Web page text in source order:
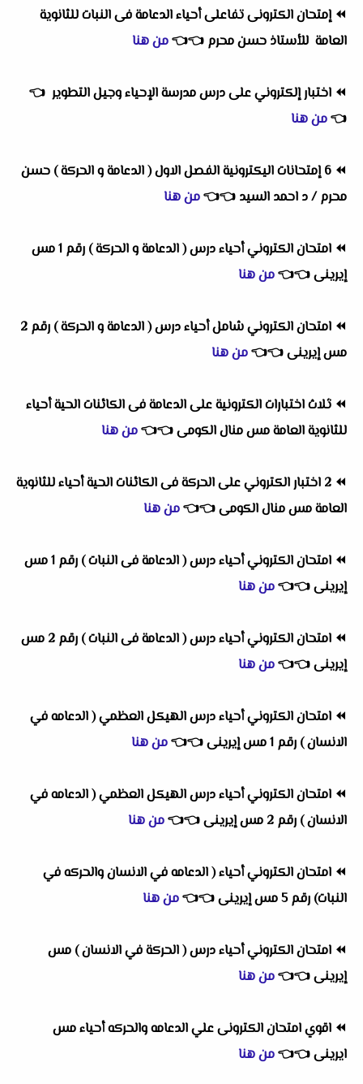
⏪إمتحان الكترونى تفاعلى أحياء الدعامة فى النبات للثانوية
العامة للأستاذ حسن محرم 👈
👈من هنا
⏪ اختبار إلكتروني على درس مدرسة الإحياء وجيل التطوير 👈
👈من هنا
⏪
6 إمتحانات اليكترونية الفصل الاول ( الدعامة و الحركة ) حسن
محرم / د احمد السيد 👈
👈من هنا
⏪
امتحان الكتروني أحياء درس ( الدعامة و الحركة ) رقم 1 مس
إيرينى👈
👈من هنا
⏪
امتحان الكتروني شامل أحياء درس ( الدعامة و الحركة ) رقم 2
مس إيرينى👈
👈من هنا
⏪ ثلاث اختبارات الكترونية على الدعامة فى الكائنات الحية أحياء
للثانوية العامة مس منال الكومى👈
👈من هنا
⏪
2 اختبار الكتروني على الحركة فى الكائنات الحية أحياء للثانوية
العامة مس منال الكومى👈
👈من هنا
⏪
امتحان الكتروني أحياء درس ( الدعامة فى النبات ) رقم 1 مس
إيرينى👈
👈من هنا
⏪
امتحان الكتروني أحياء درس ( الدعامة فى النبات ) رقم 2 مس
إيرينى👈
👈من هنا
⏪ امتحان الكتروني أحياء درس الهيكل العظمي ( الدعامه في
الانسان ) رقم 1 مس إيرينى
👈
👈من هنا
⏪ امتحان الكتروني أحياء درس الهيكل العظمي ( الدعامه في
الانسان ) رقم 2 مس إيرينى
👈
👈من هنا
⏪ امتحان الكتروني أحياء ( الدعامه في الانسان والحركه في
النبات) رقم 5 مس إيرينى
👈
👈من هنا
⏪ امتحان الكتروني أحياء درس ( الحركة في الانسان ) مس
إيرينى👈
👈من هنا
⏪ اقوي امتحان الكترونى علي الدعامه والحركه أحياء مس
ايرينى👈
👈من هنا